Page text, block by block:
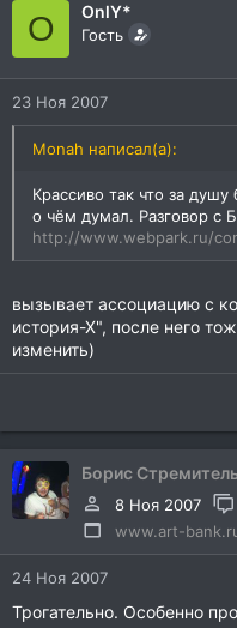
O OnlY*
Гость
23 Ноя 2007
Monah написал(а):
Крассиво так что за
о чём думал. Разговор с
http://www.webpark.ru/
вызывает ассоциацию с
история-Х", после него
изменить)
Борис
8 Ноя 2007
www.art-
24 Ноя 2007
Трогательно. Особенно